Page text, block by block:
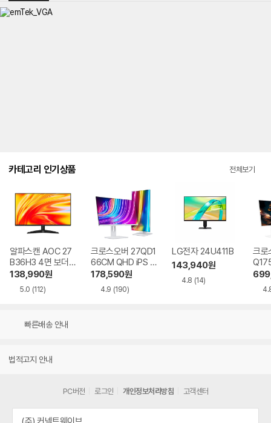
카테고리 인기상품 전체보기
알파스캔 AOC 27
B36H3 4면 보더리
스 IPS 120 시력보
호 무결점
138,990원
5.0 (112)
크로스오버 27QD1
66CM QHD iPS U
SB-C 화이트 Ai 멀
티스탠드
178,590원
4.9 (190)
LG전자 24U411B
143,940원
4.8 (14)
크로
Ai
빠른배송 안내
법적고지 안내
PC버전 로그인 개인정보처리방침 고객센터